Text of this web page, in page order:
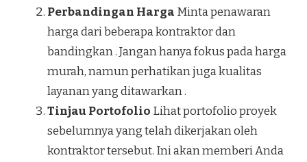
Perbandingan Harga Minta penawaran
harga dari beberapa kontraktor dan
bandingkan . Jangan hanya fokus pada harga
murah, namun perhatikan juga kualitas
layanan yang ditawarkan .
Tinjau Portofolio Lihat portofolio proyek
sebelumnya yang telah dikerjakan oleh
kontraktor tersebut. Ini akan memberi Anda